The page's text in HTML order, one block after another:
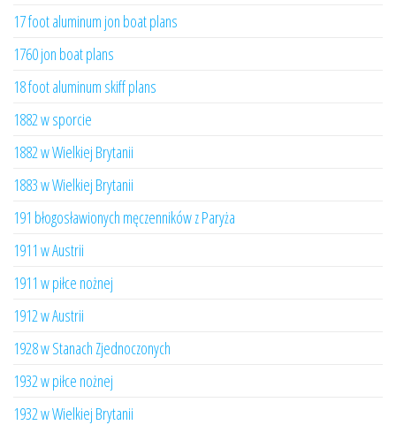
17 foot aluminum jon boat plans
1760 jon boat plans
18 foot aluminum skiff plans
1882 w sporcie
1882 w Wielkiej Brytanii
1883 w Wielkiej Brytanii
191 błogosławionych męczenników z Paryża
1911 w Austrii
1911 w piłce nożnej
1912 w Austrii
1928 w Stanach Zjednoczonych
1932 w piłce nożnej
1932 w Wielkiej Brytanii